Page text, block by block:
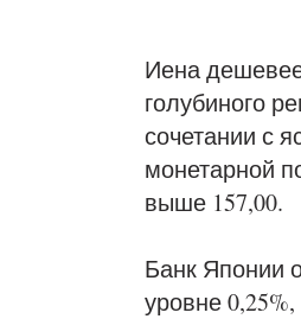
Иена
голубиного
сочетании с
монетарной
выше 157,00.
Банк Японии
уровне